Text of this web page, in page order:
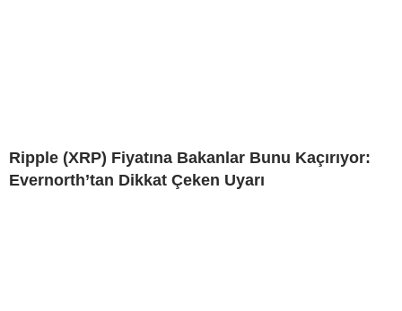
Ripple (XRP) Fiyatına Bakanlar Bunu Kaçırıyor:
Evernorth’tan Dikkat Çeken Uyarı